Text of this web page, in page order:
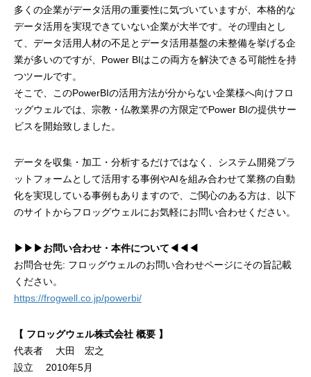
多くの企業がデータ活用の重要性に気づいていますが、本格的な
データ活用を実現できていない企業が大半です。その理由とし
て、データ活用人材の不足とデータ活用基盤の未整備を挙げる企
業が多いのですが、Power BIはこの両方を解決できる可能性を持
つツールです。
そこで、このPowerBIの活用方法が分からない企業様へ向けフロ
ッグウェルでは、宗教・仏教業界の方限定でPower BIの提供サー
ビスを開始致しました。
データを収集・加工・分析するだけではなく、システム開発プラ
ットフォームとして活用する事例やAIを組み合わせて業務の自動
化を実現している事例もありますので、ご関心のある方は、以下
のサイトからフロッグウェルにお気軽にお問い合わせください。
▶︎▶︎▶︎お問い合わせ・本件について◀︎◀︎◀︎
お問合せ先: フロッグウェルのお問い合わせページにその旨記載
ください。
https://frogwell.co.jp/powerbi/
【 フロッグウェル株式会社 概要 】
代表者 大田 宏之
設立 2010年5月